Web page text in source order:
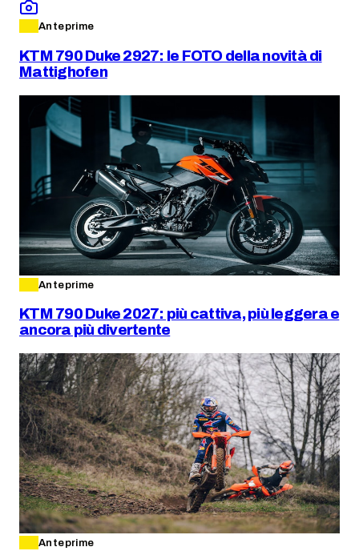
Anteprime
KTM 790 Duke 2927: le FOTO della novità di
Mattighofen
Anteprime
KTM 790 Duke 2027: più cattiva, più leggera e
ancora più divertente
Anteprime